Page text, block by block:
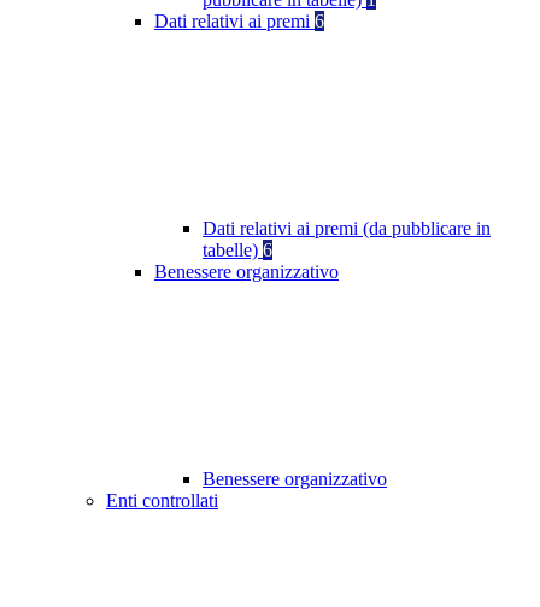
Dati relativi ai premi 6
Dati relativi ai premi (da pubblicare in
tabelle) 6
Benessere organizzativo
Benessere organizzativo
Enti controllati